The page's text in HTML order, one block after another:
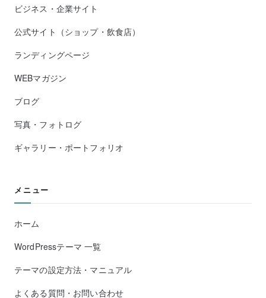
ビジネス・企業サイト
公式サイト（ショップ・飲食店）
ランディングページ
WEBマガジン
ブログ
写真・フォトログ
ギャラリー・ポートフォリオ
メニュー
ホーム
WordPressテーマ 一覧
テーマの設定方法・マニュアル
よくある質問・お問い合わせ